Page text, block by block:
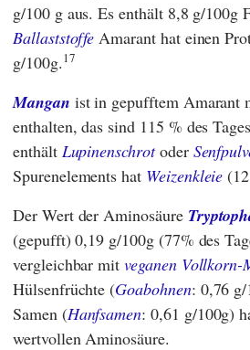
g/100 g aus. Es enthält 8,8 g/100g
Ballaststoffe Amarant hat einen
g/100g.17
Mangan ist in gepufftem Amarant
enthalten, das sind 115 % des
enthält Lupinenschrotoder
Spurenelements hat Weizenkleie
Der Wert der Aminosäure
(gepufft) 0,19 g/100g (77% des
vergleichbar mitveganen
Hülsenfrüchte (Goabohnen: 0,76 g/
Samen (Hanfsamen: 0,61 g/100g)
wertvollen Aminosäure.